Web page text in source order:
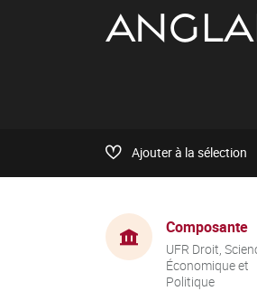
Ajouter à la sélection
Composante
UFR Droit,
Économique et
Politique